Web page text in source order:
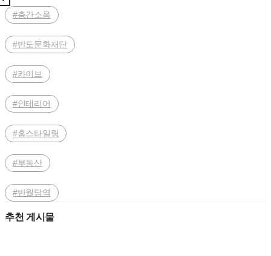
#층간소음
#반도문화재단
#카이브
#인테리어
#홈스타일링
#부동산
#반월당역
추천 게시물